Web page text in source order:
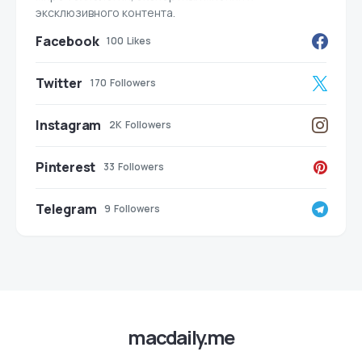
эксклюзивного контента.
Facebook 100 Likes
Twitter 170 Followers
Instagram 2K Followers
Pinterest 33 Followers
Telegram 9 Followers
macdaily.me